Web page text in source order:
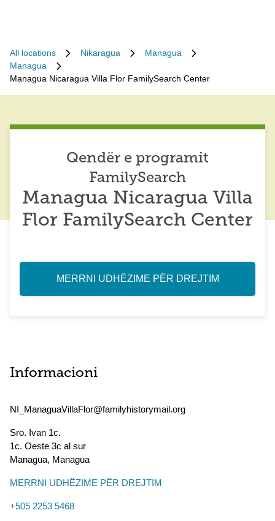
All locations Nikaragua
Managua
Managua
Managua Nicaragua Villa Flor FamilySearch Center
Qendër e programit
FamilySearch
Managua Nicaragua Villa
Flor FamilySearch Center
MERRNI UDHËZIME PËR DREJTIM
Informacioni
NI_ManaguaVillaFlor@familyhistorymail.org
Sro. Ivan 1c.
1c. Oeste 3c al sur
Managua, Managua
MERRNI UDHËZIME PËR DREJTIM
+505 2253 5468